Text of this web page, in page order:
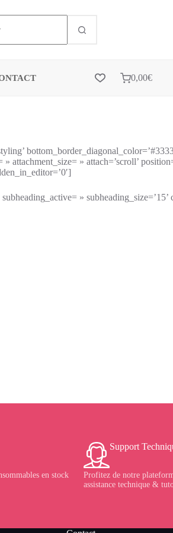
0,00€
» attach=’scroll’
» subheading_size=’15’
en stock
Support
Profitez de notre
assistance technique &